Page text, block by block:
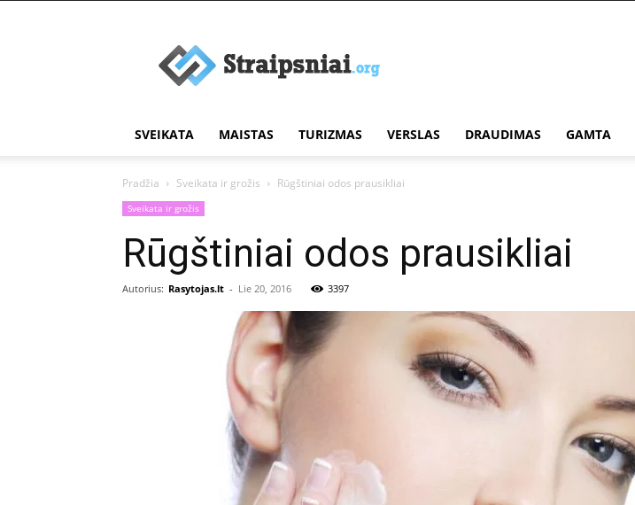
straipsniai
SVEIKATA MAISTAS TURIZMAS VERSLAS DRAUDIMAS GAMTA
Pradžia Sveikata ir grožis Rūgštiniai odos prausikliai
Sveikata ir grožis
Rūgštiniai odos prausikliai
Autorius: Rasytojas.lt - Lie 20, 2016 3397